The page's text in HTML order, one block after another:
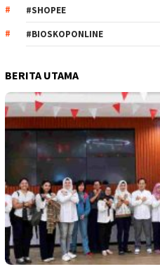
#SHOPEE
#BIOSKOPONLINE
BERITA UTAMA